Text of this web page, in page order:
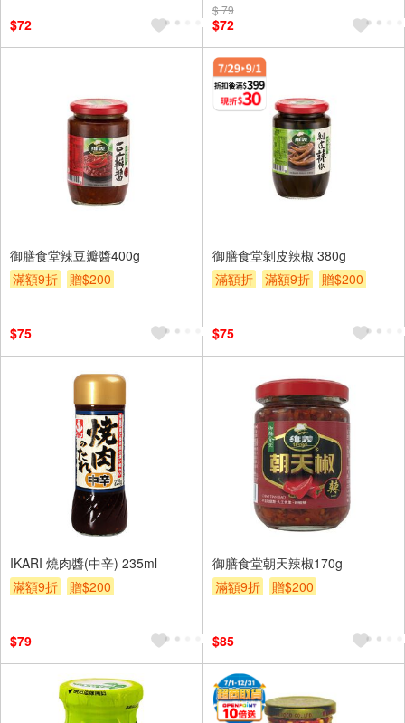
$72
$ 79
$72
御膳食堂辣豆瓣醬400g
滿額9折
贈$200
$75
御膳食堂剝皮辣椒 380g
滿額折
滿額9折 贈$200
$75
IKARI 燒肉醬(中辛) 235ml
滿額9折
贈$200
$79
御膳食堂朝天辣椒170g
滿額9折
贈$200
$85